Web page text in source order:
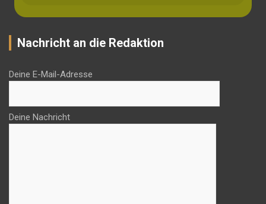
Nachricht an die Redaktion
Deine E-Mail-Adresse
Deine Nachricht